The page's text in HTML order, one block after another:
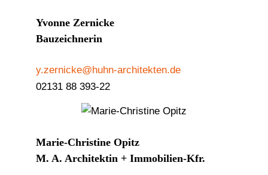
Yvonne Zernicke
Bauzeichnerin
y.zernicke@huhn-architekten.de
02131 88 393-22
Marie-Christine Opitz
M. A. Architektin + Immobilien-Kfr.